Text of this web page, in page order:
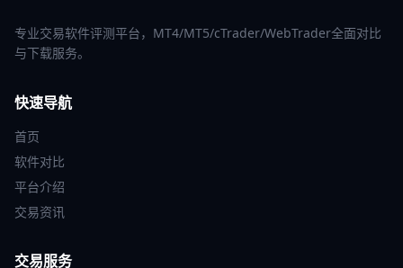
专业交易软件评测平台，MT4/MT5/cTrader/WebTrader全面对比
与下载服务。
快速导航
首页
软件对比
平台介绍
交易资讯
交易服务